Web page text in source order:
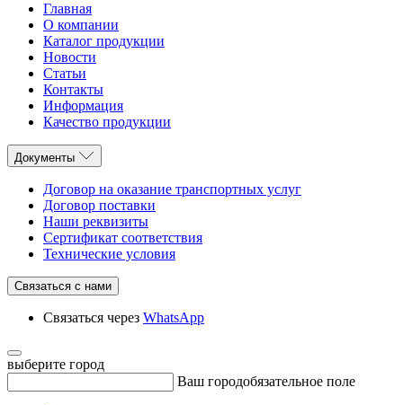
Главная
О компании
Каталог продукции
Новости
Статьи
Контакты
Информация
Качество продукции
Документы
Договор на оказание транспортных услуг
Договор поставки
Наши реквизиты
Сертификат соответствия
Технические условия
Связаться с нами
Связаться через WhatsApp
выберите город
Ваш городобязательное поле